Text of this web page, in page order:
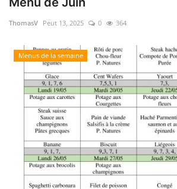
ThomasV Peut 13, 2025 0 364
Menus de la semaine